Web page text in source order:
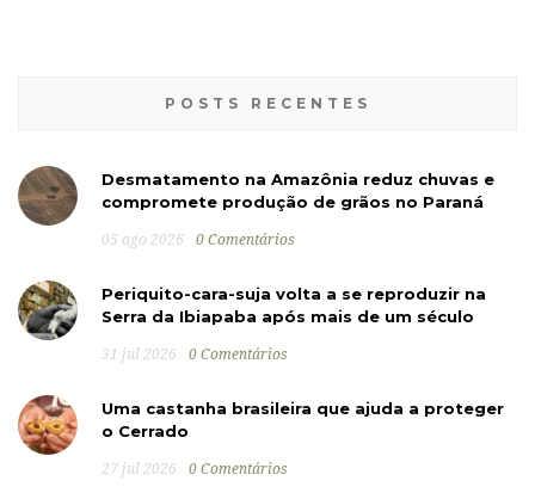
POSTS RECENTES
Desmatamento na Amazônia reduz chuvas e
compromete produção de grãos no Paraná
05 ago 2026 0 Comentários
Periquito-cara-suja volta a se reproduzir na
Serra da Ibiapaba após mais de um século
31 jul 2026 0 Comentários
Uma castanha brasileira que ajuda a proteger
o Cerrado
27 jul 2026 0 Comentários